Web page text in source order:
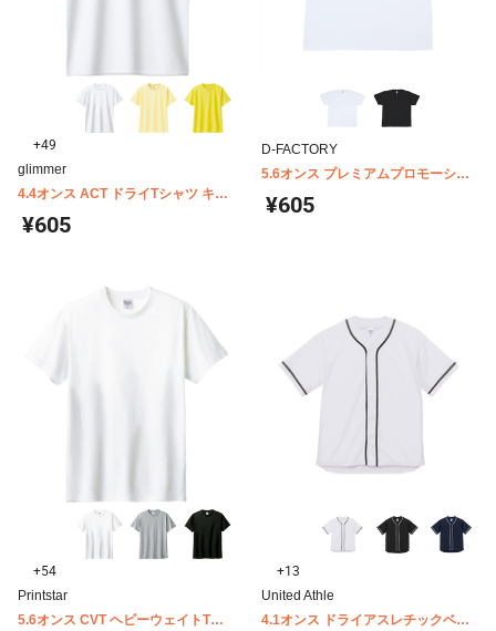
+49
glimmer
4.4オンス ACT ドライTシャツ キッ
ズ 00300-ACT
¥605
D-FACTORY
5.6オンス プレミアムプロモーショ
ンTシャツ D-FACTORY DF1108
¥605
+54
Printstar
5.6オンス CVT ヘビーウェイトTシ
+13
United Athle
4.1オンス ドライアスレチックベー